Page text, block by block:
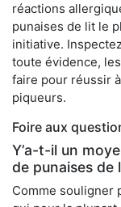
réactions
punaises de lit le
initiative.
toute évidence,
faire pour réussir
piqueurs.
Foire aux
Y’a-t-il un
de punaises
Comme souligner